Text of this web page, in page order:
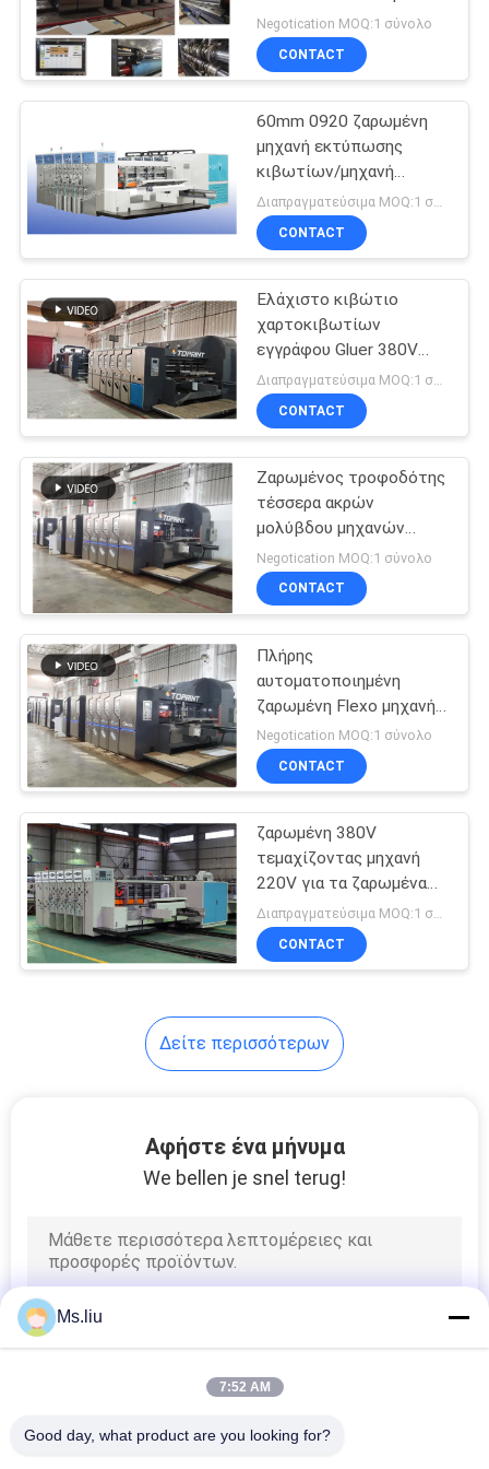
VR
SITEMAP
PRIVACY
POLICY
ελέγχων με
σερβομηχανισμό
μηχανών
Negotication MOQ:1 σύνολο
CONTACT
60mm 0920 ζαρωμένη
μηχανή εκτύπωσης
κιβωτίων/μηχανή
εκτύπωσης κιβωτίων
πιτσών
CONTACT
Ελάχιστο κιβώτιο
χαρτοκιβωτίων
εγγράφου Gluer 380V
900x2000mm φακέλλων
Flexo που κατασκευάζει
τη μηχανή
CONTACT
Ζαρωμένος τροφοδότης
τέσσερα ακρών
μολύβδου μηχανών
κατασκευής
χαρτοκιβωτίων χρώμα
Flexographic μηχανή
Negotication MOQ:1 σύνολο
CONTACT
Πλήρης
αυτοματοποιημένη
ζαρωμένη Flexo μηχανή
εκτύπωσης κιβωτίων
300 φύλλο/λ.
Negotication MOQ:1 σύνολο
CONTACT
ζαρωμένη 380V
τεμαχίζοντας μηχανή
220V για τα ζαρωμένα
κιβώτια
Διαπραγματεύσιμα MOQ:1 σύνολο
CONTACT
Δείτε περισσότερων
Αφήστε ένα μήνυμα
We bellen je snel terug!
Ms.liu
7:52 AM
Good day, what product are you looking for?